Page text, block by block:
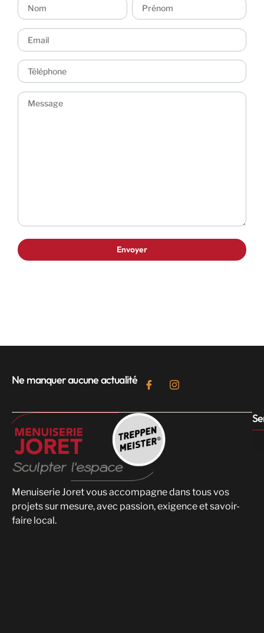
Ne manquer aucune actualité
Menuiserie Joret vous accompagne dans tous vos
projets sur mesure, avec passion, exigence et savoir-
faire local.